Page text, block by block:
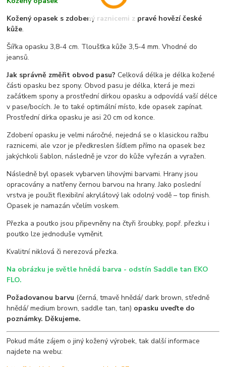
Kožený opasek s zdobený raznicemi z pravé hovězí české
kůže.
Šířka opasku 3,8-4 cm. Tloušťka kůže 3,5-4 mm. Vhodné do
jeansů.
Jak správně změřit obvod pasu?Celková délka je délka kožené
části opasku bez spony. Obvod pasu je délka, která je mezi
začátkem spony a prostřední dírkou opasku a odpovídá vaší délce
v pase/bocích. Je to také optimální místo, kde opasek zapínat.
Prostřední dírka opasku je asi 20 cm od konce.
Zdobení opasku je velmi náročné, nejedná se o klasickou ražbu
raznicemi, ale vzor je předkreslen šídlem přímo na opasek bez
jakýchkoli šablon, následně je vzor do kůže vyřezán a vyražen.
Následně byl opasek vybarven lihovými barvami. Hrany jsou
opracovány a natřeny černou barvou na hrany. Jako poslední
vrstva je použit flexibilní akrylátový lak odolný vodě – top finish.
Opasek je namazán včelím voskem.
Přezka a poutko jsou připevněny na čtyři šroubky, popř. přezku i
poutko lze jednoduše vyměnit.
Kvalitní niklová či nerezová přezka.
Na obrázku je světle hnědá barva - odstín Saddle tan EKO
FLO.
Požadovanou barvu (černá, tmavě hnědá/ dark brown, středně
hnědá/ medium brown, saddle tan, tan) opasku uveďte do
poznámky. Děkujeme.
Pokud máte zájem o jiný kožený výrobek, tak další informace
najdete na webu: